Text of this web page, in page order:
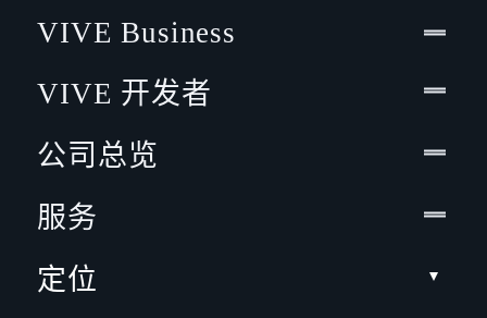
VIVE Business
VIVE 开发者
公司总览
服务
定位